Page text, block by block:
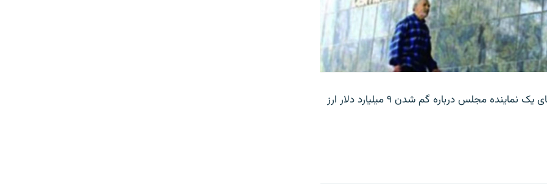
بانک مرکزی ایران روز جمعه با انتشار اطلاعیه‌ای، گفته‌های یک نماینده مجلس درباره گم شدن ۹ میلیارد دلار ارز